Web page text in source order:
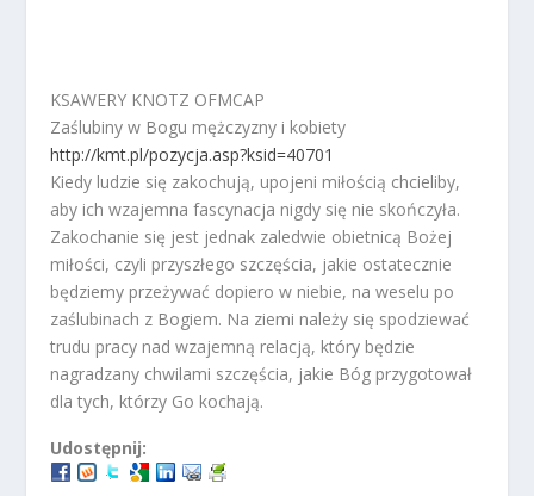
KSAWERY KNOTZ OFMCAP
Zaślubiny w Bogu mężczyzny i kobiety
http://kmt.pl/pozycja.asp?ksid=40701
Kiedy ludzie się zakochują, upojeni miłością chcieliby,
aby ich wzajemna fascynacja nigdy się nie skończyła.
Zakochanie się jest jednak zaledwie obietnicą Bożej
miłości, czyli przyszłego szczęścia, jakie ostatecznie
będziemy przeżywać dopiero w niebie, na weselu po
zaślubinach z Bogiem. Na ziemi należy się spodziewać
trudu pracy nad wzajemną relacją, który będzie
nagradzany chwilami szczęścia, jakie Bóg przygotował
dla tych, którzy Go kochają.
Udostępnij: